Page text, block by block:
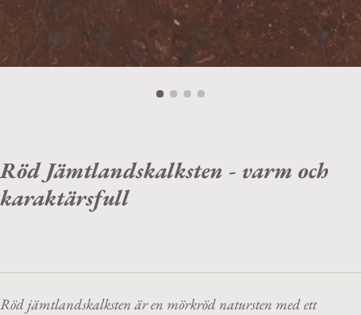
Röd Jämtlandskalksten - varm och
karaktärsfull
Röd jämtlandskalksten är en mörkröd natursten med ett